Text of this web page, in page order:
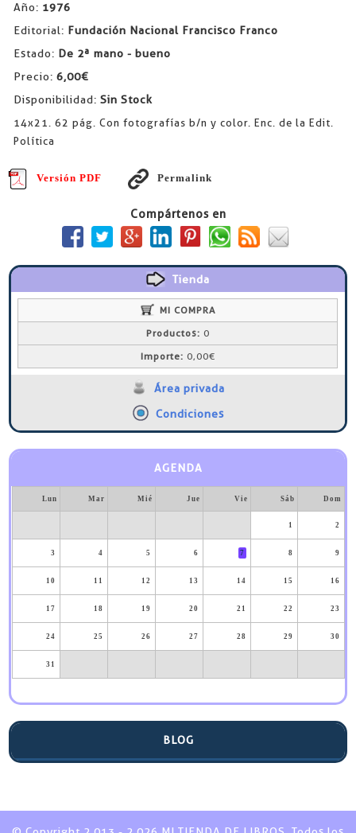
Año: 1976
Editorial: Fundación Nacional Francisco Franco
Estado: De 2ª mano - bueno
Precio: 6,00€
Disponibilidad: Sin Stock
14x21. 62 pág. Con fotografías b/n y color. Enc. de la Edit.
Política
Versión PDF Permalink
Compártenos en
Tienda
MI COMPRA
Productos: 0
Importe: 0,00€
Área privada
Condiciones
AGENDA
Lun Mar Mié Jue Vie Sáb Dom
1 2
3 4 5 6 7 8 9
10 11 12 13 14 15 16
17 18 19 20 21 22 23
24 25 26 27 28 29 30
31
BLOG